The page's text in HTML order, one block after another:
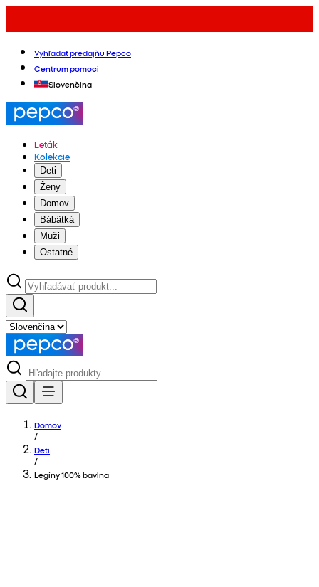
Vyhľadať predajňu Pepco
Centrum pomoci
Slovenčina
Leták
Kolekcie
Deti
Ženy
Domov
Bábätká
Muži
Ostatné
Domov
/
Deti
/
Legíny 100% bavlna